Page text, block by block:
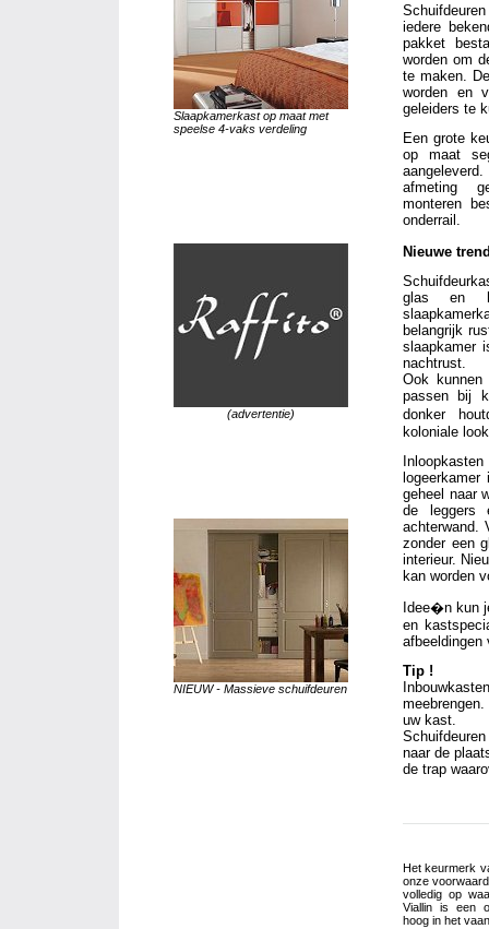
Slaapkamerkast op maat met
speelse 4-vaks verdeling
iedere
pakket
worden om
te maken.
worden en
geleiders te
Een grote
op maat
afmeting
monteren
onderrail.
(advertentie)
NIEUW - Massieve schuifdeuren
Nieuwe
glas en
belangrijk
slaapkamer
nachtrust.
Ook kunnen
passen bij
donker
koloniale
geheel naar
de leggers
achterwand.
zonder een
interieur.
kan worden
Idee�n kun
en
afbeeldingen
Tip !
uw kast.
naar de
de trap
Het keurmerk
onze
volledig op
Viallin is een
hoog in het